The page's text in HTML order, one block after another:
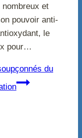
et
pouvoir anti-
le
pour…
du